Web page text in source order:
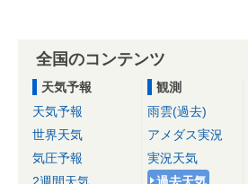
全国のコンテンツ
天気予報
天気予報
世界天気
気圧予報
観測
雨雲(過去)
アメダス実況
実況天気